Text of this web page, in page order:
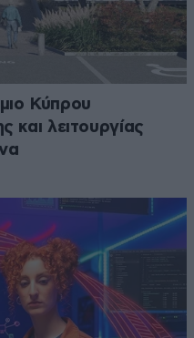
Κύπρου
και λειτουργίας